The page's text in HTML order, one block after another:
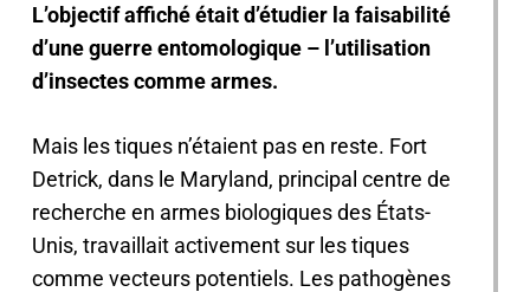
L’objectif affiché était d’étudier la faisabilité
d’une guerre entomologique – l’utilisation
d’insectes comme armes.
Mais les tiques n’étaient pas en reste. Fort
Detrick, dans le Maryland, principal centre de
recherche en armes biologiques des États-
Unis, travaillait activement sur les tiques
comme vecteurs potentiels. Les pathogènes